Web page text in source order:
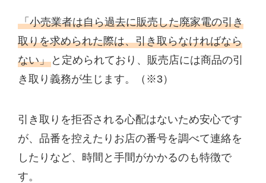
「小売業者は自ら過去に販売した廃家電の引き
取りを求められた際は、引き取らなければなら
ない」 と定められており、販売店には商品の引
き取り義務が生じます。（※3）
引き取りを拒否される心配はないため安心です
が、品番を控えたりお店の番号を調べて連絡を
したりなど、時間と手間がかかるのも特徴で
す。